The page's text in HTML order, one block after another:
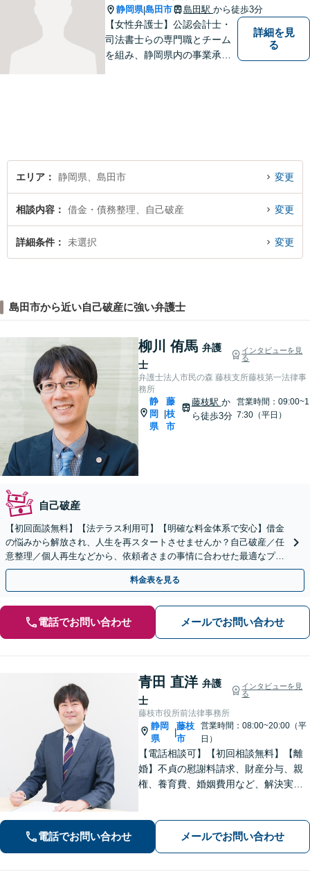
静岡県|島田市 島田駅 から徒歩3分
【女性弁護士】公認会計士・
司法書士らの専門職とチーム
を組み、静岡県内の事業承継
詳細を見
る
エリア 静岡県、島田市 変更
相談内容 借金・債務整理、自己破産 変更
詳細条件 未選択 変更
島田市から近い自己破産に強い弁護士
柳川 侑馬 弁護
士
インタビューを見
る
弁護士法人市民の森 藤枝支所藤枝第一法律事
務所
静
岡
県
藤
枝
市
藤枝駅 か
ら徒歩3分
営業時間：09:00~1
7:30（平日）
自己破産
【初回面談無料】【法テラス利用可】【明確な料金体系で安心】借金
の悩みから解放され、人生を再スタートさせませんか？自己破産／任
意整理／個人再生などから、依頼者さまの事情に合わせた最適なプラ
ンをご提案します。法人破産にも対応！【藤枝駅5分】
料金表を見る
電話でお問い合わせ メールでお問い合わせ
青田 直洋 弁護
士
インタビューを見
る
藤枝市役所前法律事務所
静岡
県
|
藤枝
市
営業時間：08:00~20:00（平
日）
【電話相談可】【初回相談無料】【離
婚】不貞の慰謝料請求、財産分与、親
権、養育費、婚姻費用など、解決実績
ションを取りながらお話を進めてまい
ります【法テラス利用可】【藤枝市役
電話でお問い合わせ メールでお問い合わせ